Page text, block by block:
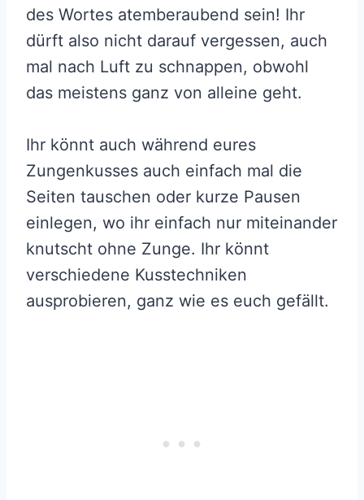
des Wortes atemberaubend sein! Ihr
dürft also nicht darauf vergessen, auch
mal nach Luft zu schnappen, obwohl
das meistens ganz von alleine geht.
Ihr könnt auch während eures
Zungenkusses auch einfach mal die
Seiten tauschen oder kurze Pausen
einlegen, wo ihr einfach nur miteinander
knutscht ohne Zunge. Ihr könnt
verschiedene Kusstechniken
ausprobieren, ganz wie es euch gefällt.